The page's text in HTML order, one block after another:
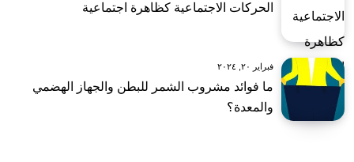
الحركات الاجتماعية كظاهرة اجتماعية
فبراير ٢٠, ٢٠٢٤
ما فوائد مشروب الشمر للبطن والجهاز الهضمي
والمعدة؟